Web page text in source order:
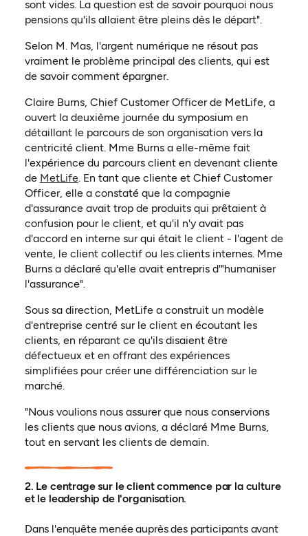
sont vides. La question est de savoir pourquoi nous
pensions qu'ils allaient être pleins dès le départ".
Selon M. Mas, l'argent numérique ne résout pas
vraiment le problème principal des clients, qui est
de savoir comment épargner.
Claire Burns, Chief Customer Officer de MetLife, a
ouvert la deuxième journée du symposium en
détaillant le parcours de son organisation vers la
centricité client. Mme Burns a elle-même fait
l'expérience du parcours client en devenant cliente
de MetLife(ouvre dans un nouvel onglet)
. En tant que cliente et Chief Customer
Officer, elle a constaté que la compagnie
d'assurance avait trop de produits qui prêtaient à
confusion pour le client, et qu'il n'y avait pas
d'accord en interne sur qui était le client - l'agent de
vente, le client collectif ou les clients internes. Mme
Burns a déclaré qu'elle avait entrepris d'"humaniser
l'assurance".
Sous sa direction, MetLife a construit un modèle
d'entreprise centré sur le client en écoutant les
clients, en réparant ce qu'ils disaient être
défectueux et en offrant des expériences
simplifiées pour créer une différenciation sur le
marché.
"Nous voulions nous assurer que nous conservions
les clients que nous avions, a déclaré Mme Burns,
tout en servant les clients de demain.
2. Le centrage sur le client commence par la culture
et le leadership de l'organisation.
Dans l'enquête menée auprès des participants avant